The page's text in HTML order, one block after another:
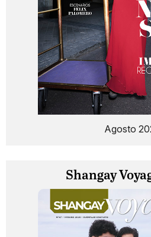
Agosto
Shangay